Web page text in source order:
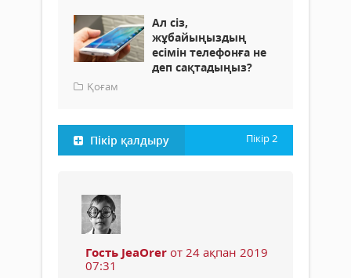
Ал сіз,
жұбайыңыздың
есімін телефонға не
деп сақтадыңыз?
Қоғам
Пікір қалдыру Пікір 2
Гость JeaOrer от 24 ақпан 2019
07:31